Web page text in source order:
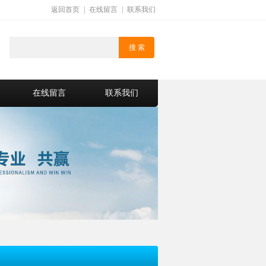
返回首页 在线留言 联系我们
在线留言 联系我们